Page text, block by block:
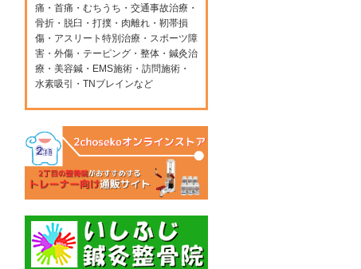
痛・首痛・むちうち・交通事故治療・
骨折・脱臼・打撲・肉離れ・靭帯損
傷・アスリート特別治療・スポーツ障
害・外傷・テーピング・整体・鍼灸治
療・美容鍼・EMS施術・訪問施術・
水素吸引・TNブレインなど